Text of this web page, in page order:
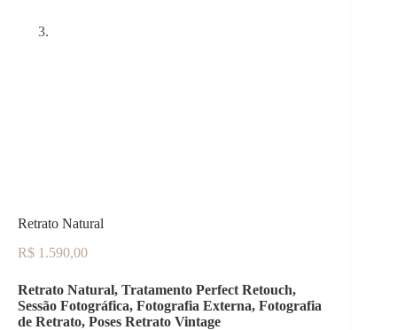
Retrato Natural
R$ 1.590,00
Retrato Natural, Tratamento Perfect Retouch,
Sessão Fotográfica, Fotografia Externa, Fotografia
de Retrato, Poses Retrato Vintage